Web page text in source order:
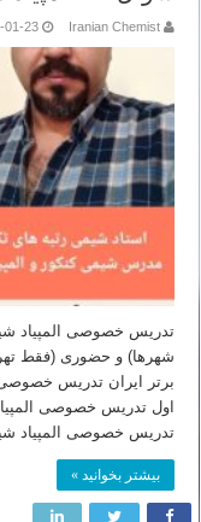
Iranian Chemist
01-23
تدریس خصوصی المپیاد
شهرها) و حضوری (فقط
برتر ایران تدریس
اول تدریس خصوصی
تدریس خصوصی المپیاد
بیشتر بخوانید »